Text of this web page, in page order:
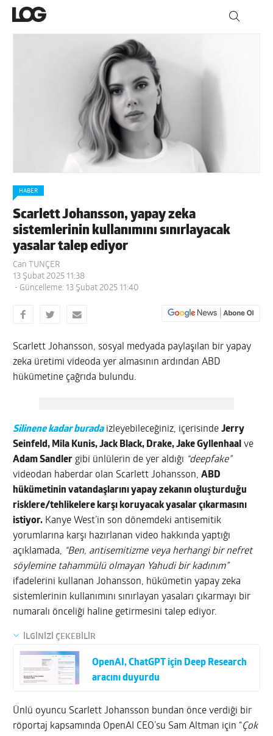
HABER
Scarlett Johansson, yapay zeka
sistemlerinin kullanımını sınırlayacak
yasalar talep ediyor
Can TUNÇER
13 Şubat 2025 11:38
- Güncelleme: 13 Şubat 2025 11:40
Scarlett Johansson, sosyal medyada paylaşılan bir yapay
zeka üretimi videoda yer almasının ardından ABD
hükümetine çağrıda bulundu.
Silinene kadar buradaizleyebileceğiniz, içerisindeJerry
Seinfeld, Mila Kunis, Jack Black, Drake, Jake Gyllenhaal ve
Adam Sandler gibi ünlülerin de yer aldığı “deepfake”
videodan haberdar olan Scarlett Johansson,ABD
hükümetinin vatandaşlarını yapay zekanın oluşturduğu
risklere/tehlikelere karşı koruyacak yasalar çıkarmasını
istiyor. Kanye West’in son dönemdeki antisemitik
yorumlarına karşı hazırlanan video hakkında yaptığı
açıklamada, “Ben, antisemitizme veya herhangi bir nefret
söylemine tahammülü olmayan Yahudi bir kadınım”
ifadelerini kullanan Johansson, hükümetin yapay zeka
sistemlerinin kullanımını sınırlayan yasaları çıkarmayı bir
numaralı önceliği haline getirmesini talep ediyor.
İLGİNİZİ ÇEKEBİLİR
OpenAI, ChatGPT için Deep Research
aracını duyurdu
Ünlü oyuncu Scarlett Johansson bundan önce verdiği bir
röportaj kapsamında OpenAI CEO’su Sam Altman için “Çok